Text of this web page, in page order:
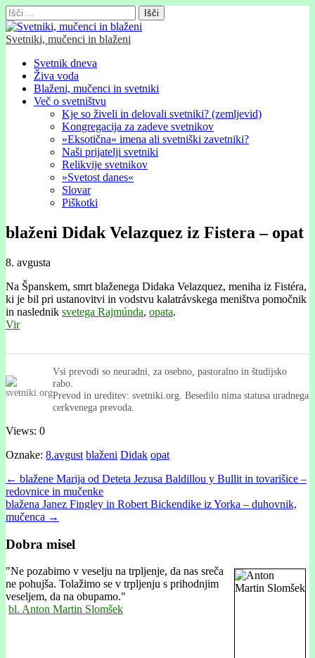
Išči:
Svetniki, mučenci in blaženi
Glavni
meni
Skip
content
Svetnik dneva
Živa voda
Blaženi, mučenci in svetniki
Več o svetništvu
Kje so živeli in delovali svetniki? (zemljevid)
Kongregacija za zadeve svetnikov
»Eksotična« imena ali svetniški zavetniki?
Naši prijatelji svetniki
Relikvije svetnikov
»Svetost danes«
Slovar
Piškotki
blaženi Didak Velazquez iz Fistera – opat
8. avgusta
Na Španskem, smrt blaženega Didaka Velazquez, meniha iz Fistéra,
ki je bil pri ustanovitvi in vodstvu kalatrávskega meništva pomočnik
in naslednik svetega Rajmúnda, opata.
Vir
Vsi prevodi so neuradni, za osebno, pastoralno in študijsko
rabo.
Prevod in ureditev: svetniki.org. Besedilo nima statusa uradnega
cerkvenega prevoda.
Views: 0
Oznake: 8.avgust blaženi Didak opat
Post
navigation
← blažene Marija od Deteta Jezusa Baldillou y Bullit in tovarišice –
redovnice in mučenke
blažena Janez Fingley in Robert Bickendike iz Yorka – duhovnik,
mučenca →
Dobra misel
"Ne pozabimo v veselju na trpljenje, da nas sreča
ne pohujša. Tolažimo se v trpljenju s prihodnjim
veseljem, da na obupamo."
bl. Anton Martin Slomšek